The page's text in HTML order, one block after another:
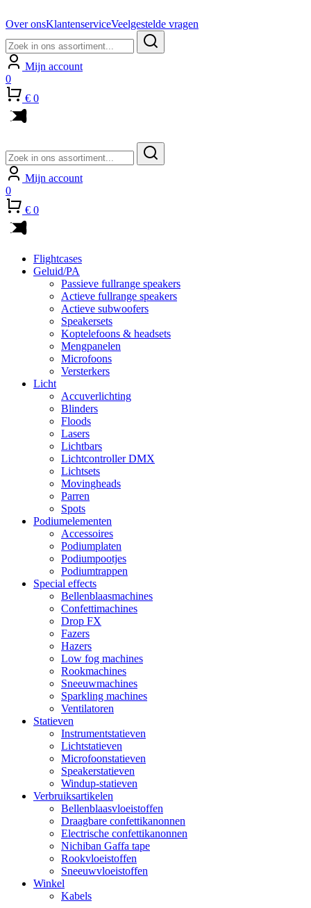
Over onsKlantenserviceVeelgestelde vragen
naar:
Mijn account
0
€ 0
naar:
Mijn account
0
€ 0
Flightcases
Geluid/PA
Passieve fullrange speakers
Actieve fullrange speakers
Actieve subwoofers
Speakersets
Koptelefoons & headsets
Mengpanelen
Microfoons
Versterkers
Licht
Accuverlichting
Blinders
Floods
Lasers
Lichtbars
Lichtcontroller DMX
Lichtsets
Movingheads
Parren
Spots
Podiumelementen
Accessoires
Podiumplaten
Podiumpootjes
Podiumtrappen
Special effects
Bellenblaasmachines
Confettimachines
Drop FX
Fazers
Hazers
Low fog machines
Rookmachines
Sneeuwmachines
Sparkling machines
Ventilatoren
Statieven
Instrumentstatieven
Lichtstatieven
Microfoonstatieven
Speakerstatieven
Windup-statieven
Verbruiksartikelen
Bellenblaasvloeistoffen
Draagbare confettikanonnen
Electrische confettikanonnen
Nichiban Gaffa tape
Rookvloeistoffen
Sneeuwvloeistoffen
Winkel
Kabels